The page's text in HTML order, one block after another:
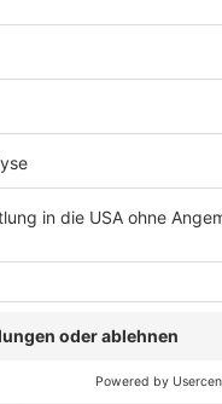
Anzeige
Die Bier-Idee ist
Bewohnern
Sinne des Wortes
Tschechien gibt
"Radio Praha"
Wasser aus einer
"Auch die
Welt werde sie